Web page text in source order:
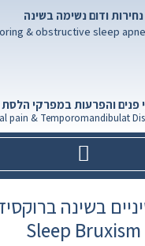
נחירות ודום נשימה בשינה
& obstructive sleep
פנים והפרעות במפרקי הלסת
pain & Temporomandibulat
בשינה
Sleep Bruxism